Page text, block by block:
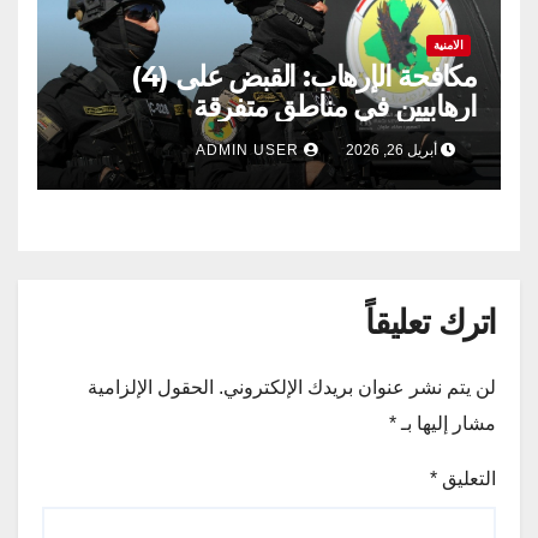
الامنية
مكافحة الإرهاب: القبض على (4)
ارهابيين في مناطق متفرقة
أبريل 26, 2026 ADMIN USER
اترك تعليقاً
لن يتم نشر عنوان بريدك الإلكتروني. الحقول الإلزامية
مشار إليها بـ *
التعليق *